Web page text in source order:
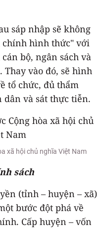
sáp nhập sẽ không
hình thức" với
bộ, ngân sách và
vào đó, sẽ hình
tổ chức, đủ thẩm
và sát thực tiễn.
xã hội chủ nghĩa Việt Nam
sách
(tỉnh – huyện – xã)
bước đột phá về
Cấp huyện – vốn